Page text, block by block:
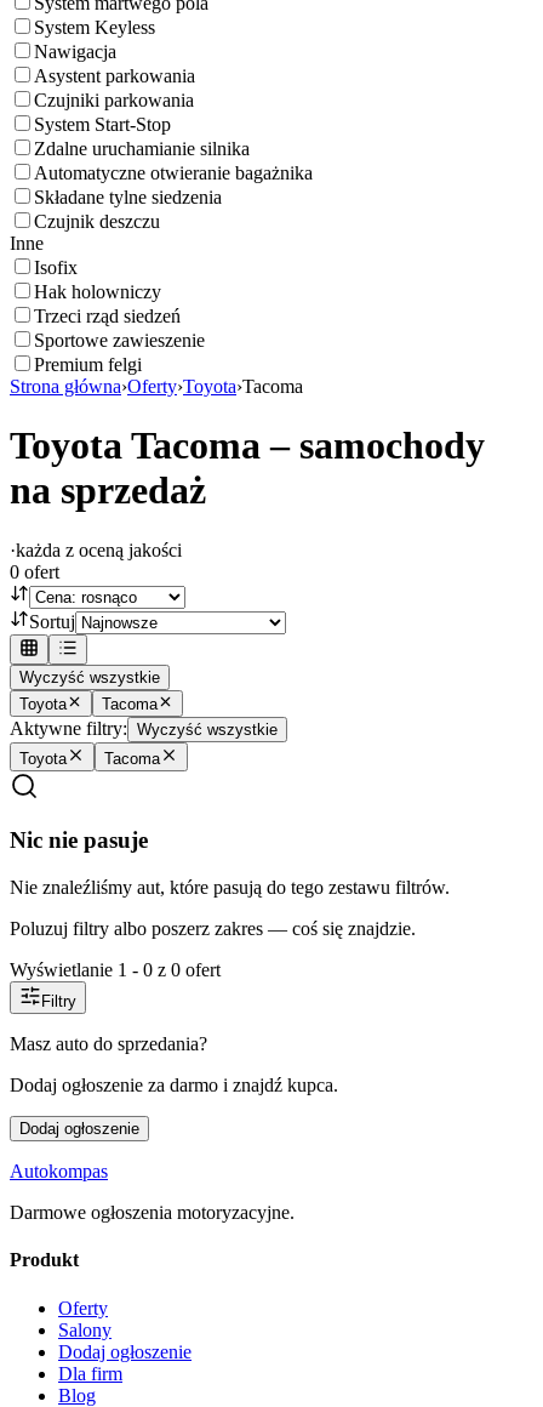
System Keyless
Nawigacja
Asystent parkowania
Czujniki parkowania
System Start-Stop
Zdalne uruchamianie silnika
Automatyczne otwieranie bagażnika
Składane tylne siedzenia
Czujnik deszczu
Inne
Isofix
Hak holowniczy
Trzeci rząd siedzeń
Sportowe zawieszenie
Premium felgi
Strona główna›Oferty›Toyota›Tacoma
Toyota Tacoma – samochody
na sprzedaż
·każda z oceną jakości
0 ofert
Sortuj
Wyczyść wszystkie
Toyota
Tacoma
Aktywne filtry: Wyczyść wszystkie
Toyota
Tacoma
Nic nie pasuje
Nie znaleźliśmy aut, które pasują do tego zestawu filtrów.
Poluzuj filtry albo poszerz zakres — coś się znajdzie.
Wyświetlanie 1 - 0 z 0 ofert
Filtry
Masz auto do sprzedania?
Dodaj ogłoszenie za darmo i znajdź kupca.
Dodaj ogłoszenie
Autokompas
Darmowe ogłoszenia motoryzacyjne.
Produkt
Oferty
Salony
Dodaj ogłoszenie
Dla firm
Blog